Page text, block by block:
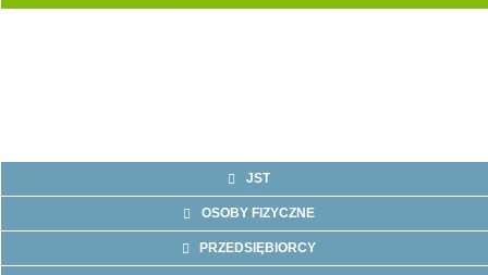
JST
OSOBY FIZYCZNE
PRZEDSIĘBIORCY